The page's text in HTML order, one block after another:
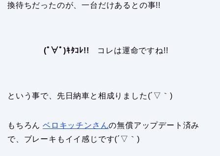
換待ちだったのが、一台だけあるとの事!!
(ﾟ∀ﾟ)ｷﾀｺﾚ!! コレは運命ですね!!
という事で、先日納車と相成りました(´▽｀)
もちろん ベロキッチンさんの無償アップデート済み
で、ブレーキもイイ感じです(´▽｀)